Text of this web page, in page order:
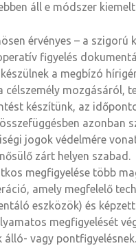
áll e módszer
érvényes – a szigorú
figyelés
a megbízó
célszemély mozgásáról,
készítünk, az
azonban
jogok védelmére
zárt helyen szabad.
megfigyelése több
amely megfelelő
eszközök) és
megfigyelését
vagy